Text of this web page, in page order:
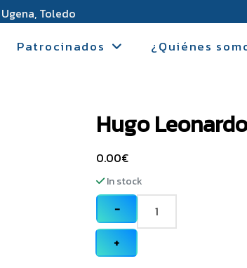
Ugena, Toledo
Patrocinados ¿Quiénes
Hugo
0.00€
In stock
−
+